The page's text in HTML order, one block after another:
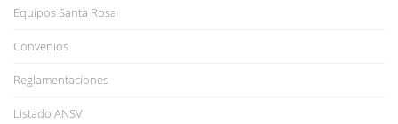
Equipos Santa Rosa
Convenios
Reglamentaciones
Listado ANSV